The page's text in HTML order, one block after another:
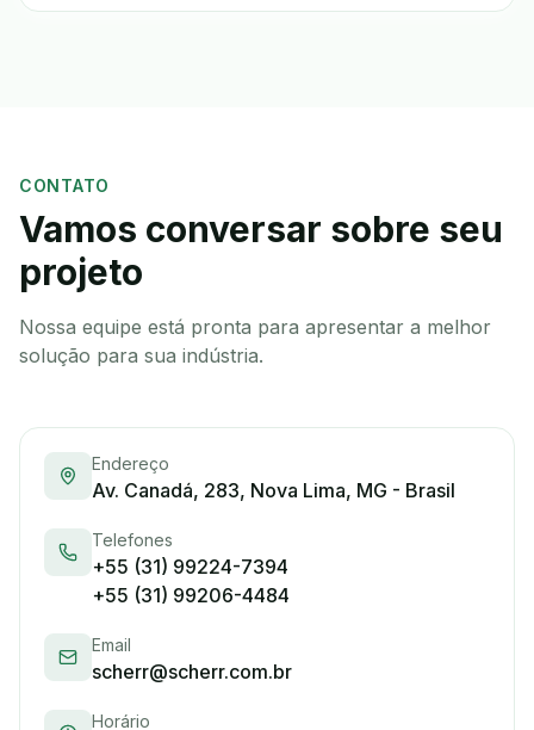
CONTATO
Vamos conversar sobre seu
projeto
Nossa equipe está pronta para apresentar a melhor
solução para sua indústria.
Endereço
Av. Canadá, 283, Nova Lima, MG - Brasil
Telefones
+55 (31) 99224-7394
+55 (31) 99206-4484
Email
scherr@scherr.com.br
Horário